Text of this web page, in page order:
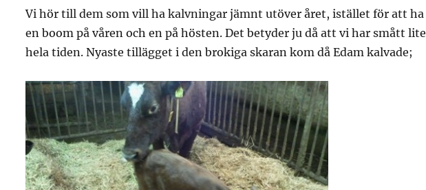
Vi hör till dem som vill ha kalvningar jämnt utöver året, istället för att ha
en boom på våren och en på hösten. Det betyder ju då att vi har smått lite
hela tiden. Nyaste tillägget i den brokiga skaran kom då Edam kalvade;